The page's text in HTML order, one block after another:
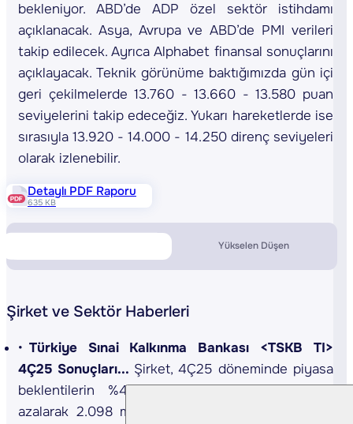
bekleniyor. ABD’de ADP özel sektör istihdamı
açıklanacak. Asya, Avrupa ve ABD’de PMI verileri
takip edilecek. Ayrıca Alphabet finansal sonuçlarını
açıklayacak. Teknik görünüme baktığımızda gün içi
geri çekilmelerde 13.760 - 13.660 - 13.580 puan
seviyelerini takip edeceğiz. Yukarı hareketlerde ise
sırasıyla 13.920 - 14.000 - 14.250 direnç seviyeleri
olarak izlenebilir.
Detaylı PDF Raporu
635 KB
Yükselen Düşen
Şirket ve Sektör Haberleri
Türkiye Sınai Kalkınma Bankası <TSKB TI>
4Ç25 Sonuçları... Şirket, 4Ç25 döneminde piyasa
beklentilerin %4,1 üzerinde yıllık bazda %32
azalarak 2.098 mn TL net kâr açıkladı. Yönetim,